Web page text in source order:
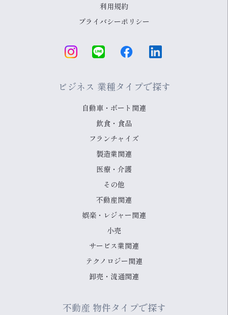
利用規約
プライバシーポリシー
不動産 物件タイプで探す
ビジネス 業種タイプで探す
自動車・ボート関連
飲食・食品
フランチャイズ
製造業関連
医療・介護
その他
不動産関連
娯楽・レジャー関連
小売
サービス業関連
テクノロジー関連
卸売・流通関連